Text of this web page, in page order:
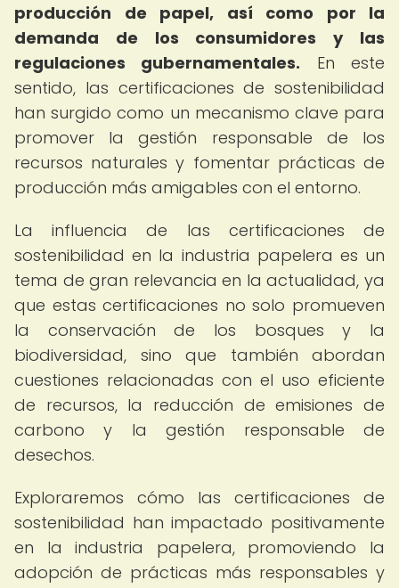
producción de papel, así como por la
demanda de los consumidores y las
regulaciones gubernamentales. En este
sentido, las certificaciones de sostenibilidad
han surgido como un mecanismo clave para
promover la gestión responsable de los
recursos naturales y fomentar prácticas de
producción más amigables con el entorno.
La influencia de las certificaciones de
sostenibilidad en la industria papelera es un
tema de gran relevancia en la actualidad, ya
que estas certificaciones no solo promueven
la conservación de los bosques y la
biodiversidad, sino que también abordan
cuestiones relacionadas con el uso eficiente
de recursos, la reducción de emisiones de
carbono y la gestión responsable de
desechos.
Exploraremos cómo las certificaciones de
sostenibilidad han impactado positivamente
en la industria papelera, promoviendo la
adopción de prácticas más responsables y